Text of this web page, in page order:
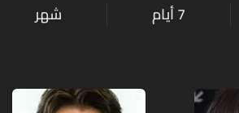
7 أيام شهر